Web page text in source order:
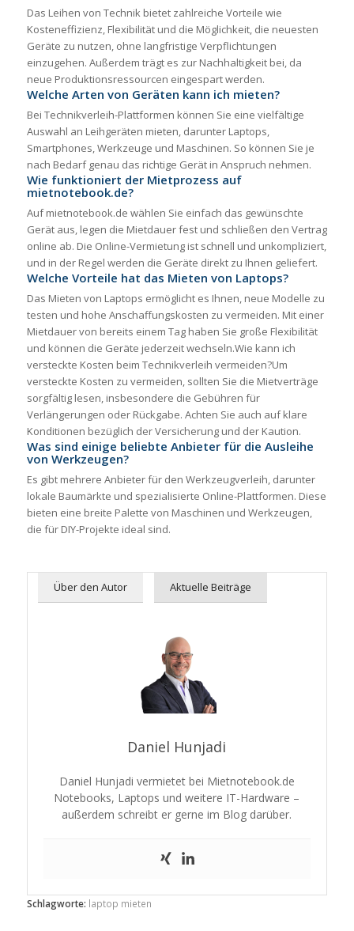
Das Leihen von Technik bietet zahlreiche Vorteile wie
Kosteneffizienz, Flexibilität und die Möglichkeit, die neuesten
Geräte zu nutzen, ohne langfristige Verpflichtungen
einzugehen. Außerdem trägt es zur Nachhaltigkeit bei, da
neue Produktionsressourcen eingespart werden.
Welche Arten von Geräten kann ich mieten?
Bei Technikverleih-Plattformen können Sie eine vielfältige
Auswahl an Leihgeräten mieten, darunter Laptops,
Smartphones, Werkzeuge und Maschinen. So können Sie je
nach Bedarf genau das richtige Gerät in Anspruch nehmen.
Wie funktioniert der Mietprozess auf
mietnotebook.de?
Auf mietnotebook.de wählen Sie einfach das gewünschte
Gerät aus, legen die Mietdauer fest und schließen den Vertrag
online ab. Die Online-Vermietung ist schnell und unkompliziert,
und in der Regel werden die Geräte direkt zu Ihnen geliefert.
Welche Vorteile hat das Mieten von Laptops?
Das Mieten von Laptops ermöglicht es Ihnen, neue Modelle zu
testen und hohe Anschaffungskosten zu vermeiden. Mit einer
Mietdauer von bereits einem Tag haben Sie große Flexibilität
und können die Geräte jederzeit wechseln.Wie kann ich
versteckte Kosten beim Technikverleih vermeiden?Um
versteckte Kosten zu vermeiden, sollten Sie die Mietverträge
sorgfältig lesen, insbesondere die Gebühren für
Verlängerungen oder Rückgabe. Achten Sie auch auf klare
Konditionen bezüglich der Versicherung und der Kaution.
Was sind einige beliebte Anbieter für die Ausleihe
von Werkzeugen?
Es gibt mehrere Anbieter für den Werkzeugverleih, darunter
lokale Baumärkte und spezialisierte Online-Plattformen. Diese
bieten eine breite Palette von Maschinen und Werkzeugen,
die für DIY-Projekte ideal sind.
Über den Autor Aktuelle Beiträge
Daniel Hunjadi
Daniel Hunjadi vermietet bei Mietnotebook.de
Notebooks, Laptops und weitere IT-Hardware –
außerdem schreibt er gerne im Blog darüber.
Schlagworte: laptop mieten